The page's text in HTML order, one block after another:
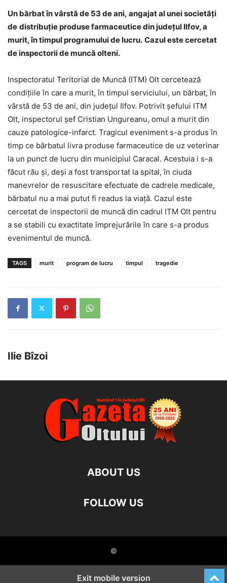
Un bărbat în vârstă de 53 de ani, angajat al unei societăți
de distribuție produse farmaceutice din județul Ilfov, a
murit, în timpul programului de lucru. Cazul este cercetat
de inspectorii de muncă olteni.
Inspectoratul Teritorial de Muncă (ITM) Olt cercetează
condiţiile în care a murit, în timpul serviciului, un bărbat, în
vârstă de 53 de ani, din județul Ilfov. Potrivit șefului ITM
Olt, inspectorul șef Cristian Ungureanu, omul a murit din
cauze patologice-infarct. Tragicul eveniment s-a produs în
timp ce bărbatul livra produse farmaceutice de uz veterinar
la un punct de lucru din municipiul Caracal. Acestuia i s-a
făcut rău și, deși a fost transportat la spital, în ciuda
manevrelor de resuscitare efectuate de cadrele medicale,
bărbatul nu a mai putut fi readus la viață. Cazul este
cercetat de inspectorii de muncă din cadrul ITM Olt pentru
a se stabili cu exactitate împrejurările în care s-a produs
evenimentul de muncă.
TAGS murit program de lucru timpul tragedie
Ilie Bîzoi
ABOUT US
FOLLOW US
©
Exit mobile version